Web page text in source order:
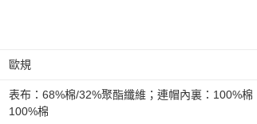
歐規
表布：68%棉/32%聚酯纖維；連帽內裏：100%
100%棉